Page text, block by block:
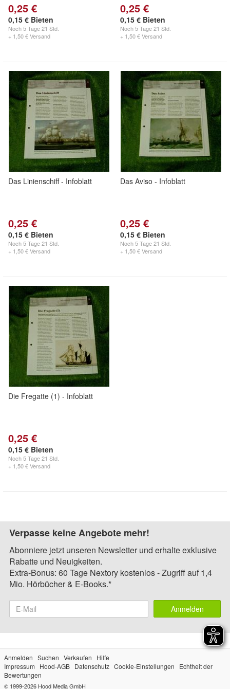
0,25 €
0,15 € Bieten
Noch5 Tage 21 Std.
+ 1,50 € Versand
0,25 €
0,15 € Bieten
Noch5 Tage 21 Std.
+ 1,50 € Versand
Das Linienschiff - Infoblatt
0,25 €
0,15 € Bieten
Noch5 Tage 21 Std.
+ 1,50 € Versand
Das Aviso - Infoblatt
0,25 €
0,15 € Bieten
Noch5 Tage 21 Std.
+ 1,50 € Versand
Die Fregatte (1) - Infoblatt
0,25 €
0,15 € Bieten
Noch5 Tage 21 Std.
+ 1,50 € Versand
Verpasse keine Angebote mehr!
Abonniere jetzt unseren Newsletter und erhalte exklusive
Rabatte und Neuigkeiten.
Extra-Bonus: 60 Tage Nextory kostenlos - Zugriff auf 1,4
Mio. Hörbücher & E-Books.*
Anmelden
Anmelden Suchen Verkaufen
Hilfe
Impressum
Hood-AGB Datenschutz Cookie-Einstellungen
Echtheit der
Bewertungen
© 1999-2026 Hood Media GmbH